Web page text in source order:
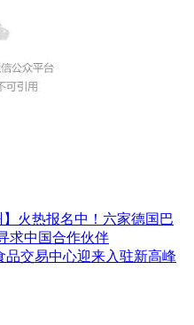
】火热报名中！六家德国巴
求中国合作伙伴
品交易中心迎来入驻新高峰